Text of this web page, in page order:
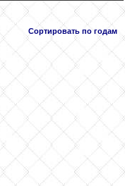
Сортировать по годам